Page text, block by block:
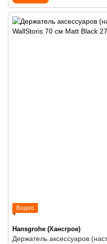
Видео
Hansgrohe (Хансгрое)
Держатель аксессуаров